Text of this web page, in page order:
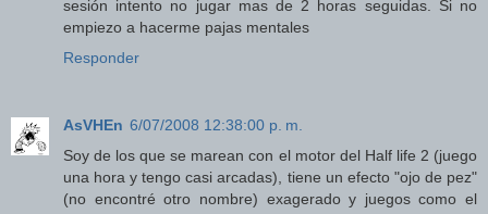
sesión intento no jugar mas de 2 horas seguidas. Si no
empiezo a hacerme pajas mentales
Responder
AsVHEn 6/07/2008 12:38:00 p. m.
Soy de los que se marean con el motor del Half life 2 (juego
una hora y tengo casi arcadas), tiene un efecto "ojo de pez"
(no encontré otro nombre) exagerado y juegos como el